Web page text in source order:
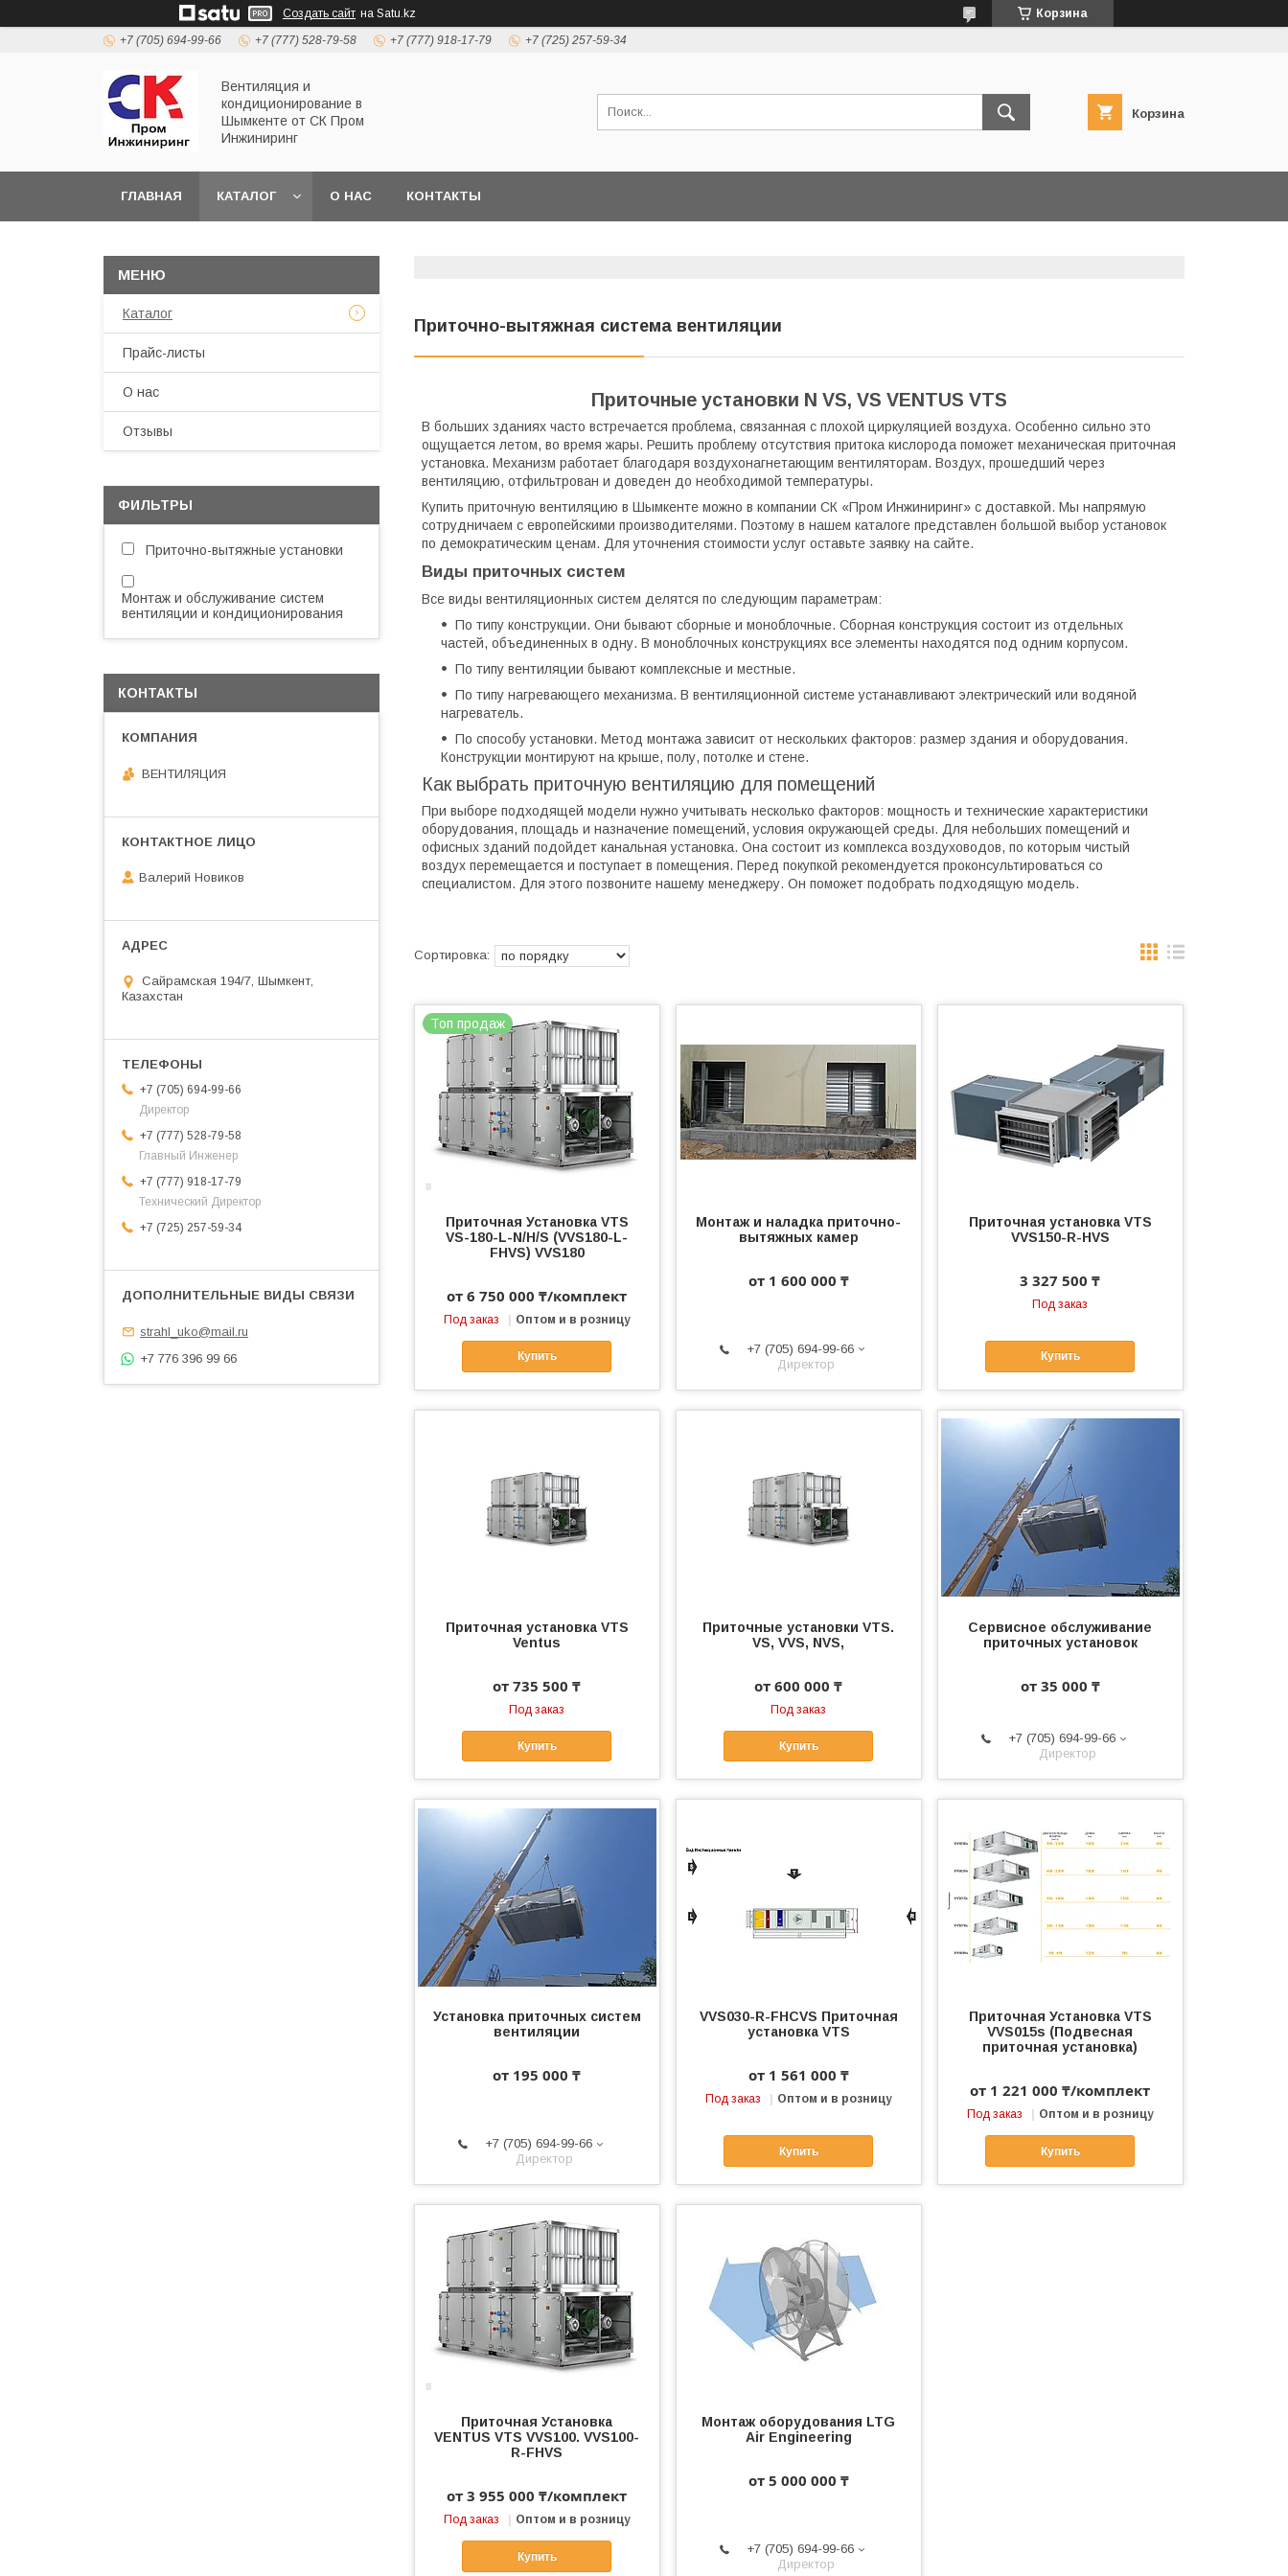
Создать сайт на Satu.kz Корзина
+7 (705) 694-99-66 +7 (777) 528-79-58 +7 (777) 918-17-79 +7 (725) 257-59-34
Вентиляция и
кондиционирование в
Шымкенте от СК Пром
Инжиниринг
Корзина
ГЛАВНАЯ КАТАЛОГ О НАС КОНТАКТЫ
Приточно-вытяжная система вентиляции
Приточные установки N VS, VS VENTUS VTS
В больших зданиях часто встречается проблема, связанная с плохой циркуляцией воздуха. Особенно сильно это
ощущается летом, во время жары. Решить проблему отсутствия притока кислорода поможет механическая приточная
установка. Механизм работает благодаря воздухонагнетающим вентиляторам. Воздух, прошедший через
вентиляцию, отфильтрован и доведен до необходимой температуры.
Купить приточную вентиляцию в Шымкенте можно в компании СК «Пром Инжиниринг» с доставкой. Мы напрямую
сотрудничаем с европейскими производителями. Поэтому в нашем каталоге представлен большой выбор установок
по демократическим ценам. Для уточнения стоимости услуг оставьте заявку на сайте.
Виды приточных систем
Все виды вентиляционных систем делятся по следующим параметрам:
По типу конструкции. Они бывают сборные и моноблочные. Сборная конструкция состоит из отдельных
частей, объединенных в одну. В моноблочных конструкциях все элементы находятся под одним корпусом.
По типу вентиляции бывают комплексные и местные.
По типу нагревающего механизма. В вентиляционной системе устанавливают электрический или водяной
нагреватель.
По способу установки. Метод монтажа зависит от нескольких факторов: размер здания и оборудования.
Конструкции монтируют на крыше, полу, потолке и стене.
Как выбрать приточную вентиляцию для помещений
При выборе подходящей модели нужно учитывать несколько факторов: мощность и технические характеристики
оборудования, площадь и назначение помещений, условия окружающей среды. Для небольших помещений и
офисных зданий подойдет канальная установка. Она состоит из комплекса воздуховодов, по которым чистый
воздух перемещается и поступает в помещения. Перед покупкой рекомендуется проконсультироваться со
специалистом. Для этого позвоните нашему менеджеру. Он поможет подобрать подходящую модель.
Топ продаж
Приточная Установка VTS
VS-180-L-N/H/S (VVS180-L-
FHVS) VVS180
от 6 750 000 ₸/комплект
Под заказ Оптом и в розницу
Купить
Монтаж и наладка приточно-
вытяжных камер
от 1 600 000 ₸
+7 (705) 694-99-66
Директор
Приточная установка VTS
VVS150-R-HVS
3 327 500 ₸
Под заказ
Купить
Приточная установка VTS
Ventus
от 735 500 ₸
Под заказ
Купить
Приточные установки VTS.
VS, VVS, NVS,
от 600 000 ₸
Под заказ
Купить
Сервисное обслуживание
приточных установок
от 35 000 ₸
+7 (705) 694-99-66
Директор
Установка приточных систем
вентиляции
от 195 000 ₸
+7 (705) 694-99-66
Директор
VVS030-R-FHCVS Приточная
установка VTS
от 1 561 000 ₸
Под заказ Оптом и в розницу
Купить
Приточная Установка VTS
VVS015s (Подвесная
приточная установка)
от 1 221 000 ₸/комплект
Под заказ Оптом и в розницу
Купить
Приточная Установка
VENTUS VTS VVS100. VVS100-
R-FHVS
от 3 955 000 ₸/комплект
Под заказ Оптом и в розницу
Купить
Монтаж оборудования LTG
Air Engineering
от 5 000 000 ₸
+7 (705) 694-99-66
Директор
Каталог
Прайс-листы
О нас
Отзывы
ФИЛЬТРЫ
Приточно-вытяжные установки
Монтаж и обслуживание систем
вентиляции и кондиционирования
КОНТАКТЫ
ВЕНТИЛЯЦИЯ
Валерий Новиков
Сайрамская 194/7, Шымкент,
Казахстан
+7 (705) 694-99-66
Директор
+7 (777) 528-79-58
Главный Инженер
+7 (777) 918-17-79
Технический Директор
+7 (725) 257-59-34
strahl_uko@mail.ru
+7 776 396 99 66